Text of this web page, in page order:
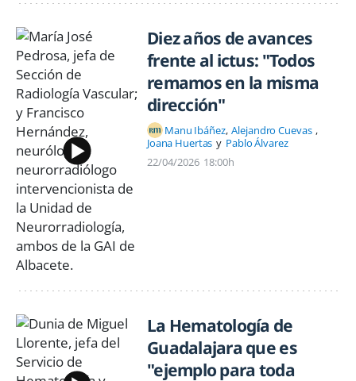
Diez años de avances
frente al ictus: "Todos
remamos en la misma
dirección"
Manu Ibáñez Alejandro Cuevas
Joana Huertas
Pablo Álvarez
22/04/2026 18:00h
La Hematología de
Guadalajara que es
"ejemplo para toda